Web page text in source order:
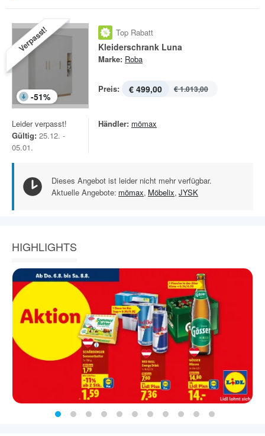
Verpasst!
-51%
Top Rabatt
Kleiderschrank Luna
Marke: Roba
Preis: € 499,00 € 1.013,00
Leider verpasst!
Gültig: 25.12. -
05.01.
Händler: mömax
Dieses Angebot ist leider nicht mehr verfügbar.
Aktuelle Angebote: mömax, Möbelix, JYSK
HIGHLIGHTS